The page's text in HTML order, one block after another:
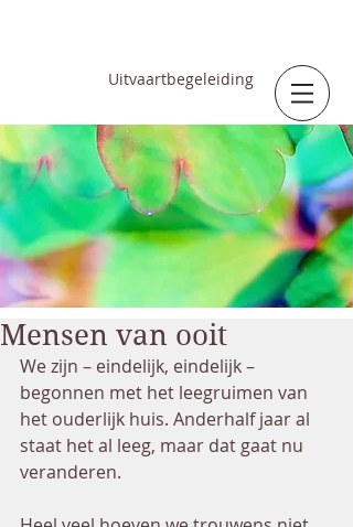
Uitvaartbegeleiding
Mensen van ooit
We zijn – eindelijk, eindelijk –
begonnen met het leegruimen van
het ouderlijk huis. Anderhalf jaar al
staat het al leeg, maar dat gaat nu
veranderen.